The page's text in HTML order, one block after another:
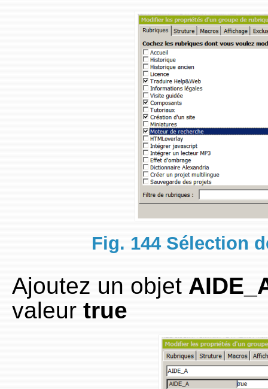
Fig. 144 Sélection
Ajoutez un objet
valeur true